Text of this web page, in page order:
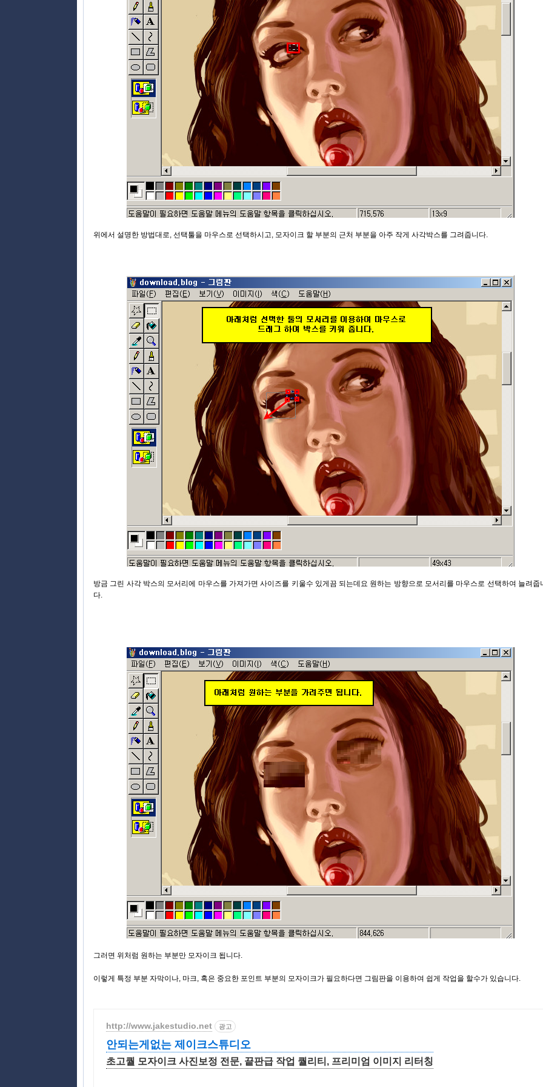
위에서 설명한 방법대로, 선택툴을 마우스로 선택하시고, 모자이크 할 부분의 근처 부분을 아주 작게 사각박스를 그려줍니다.
방금 그린 사각 박스의 모서리에 마우스를 가져가면 사이즈를 키울수 있게끔 되는데요 원하는 방향으로 모서리를 마우스로 선택하여 늘려줍
다.
그러면 위처럼 원하는 부분만 모자이크 됩니다.
이렇게 특정 부분 자막이나, 마크, 혹은 중요한 포인트 부분의 모자이크가 필요하다면 그림판을 이용하여 쉽게 작업을 할수가 있습니다.
http://www.jakestudio.net 광고
안되는게없는 제이크스튜디오
초고퀄 모자이크 사진보정 전문, 끝판급 작업 퀄리티, 프리미엄 이미지 리터칭